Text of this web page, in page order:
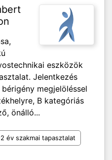
eszközök
Jelentkezés
megjelöléssel
B kategóriás
önálló...
év szakmai tapasztalat